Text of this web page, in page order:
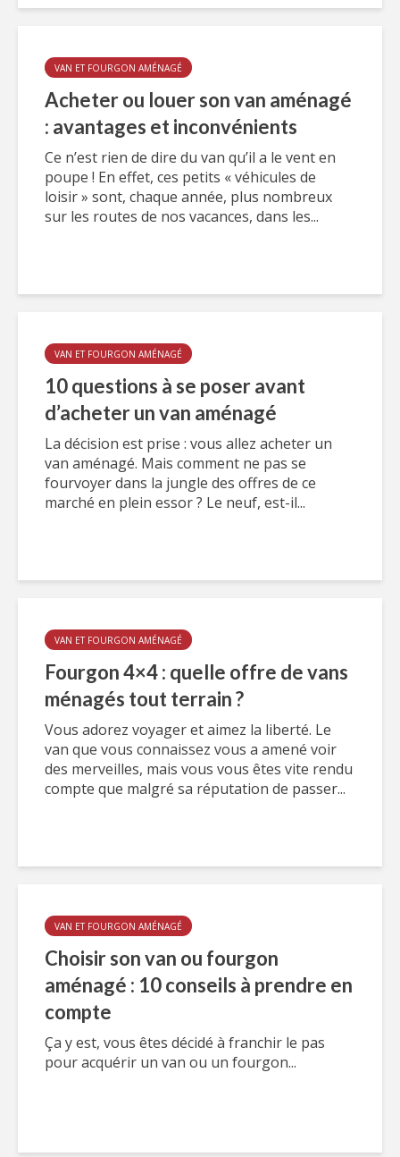
VAN ET FOURGON AMÉNAGÉ
Acheter ou louer son van aménagé
: avantages et inconvénients
Ce n’est rien de dire du van qu’il a le vent en
poupe ! En effet, ces petits « véhicules de
loisir » sont, chaque année, plus nombreux
sur les routes de nos vacances, dans les...
VAN ET FOURGON AMÉNAGÉ
10 questions à se poser avant
d’acheter un van aménagé
La décision est prise : vous allez acheter un
van aménagé. Mais comment ne pas se
fourvoyer dans la jungle des offres de ce
marché en plein essor ? Le neuf, est-il...
VAN ET FOURGON AMÉNAGÉ
Fourgon 4×4 : quelle offre de vans
ménagés tout terrain ?
Vous adorez voyager et aimez la liberté. Le
van que vous connaissez vous a amené voir
des merveilles, mais vous vous êtes vite rendu
compte que malgré sa réputation de passer...
VAN ET FOURGON AMÉNAGÉ
Choisir son van ou fourgon
aménagé : 10 conseils à prendre en
compte
Ça y est, vous êtes décidé à franchir le pas
pour acquérir un van ou un fourgon...